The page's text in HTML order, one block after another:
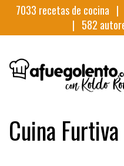
7033 recetas de cocina |
| 582
Cuina Furtiva